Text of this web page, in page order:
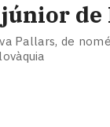
de
Pallars, de